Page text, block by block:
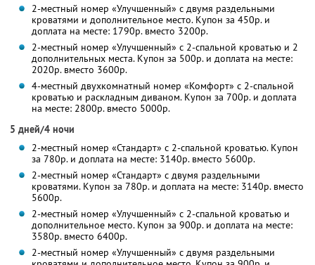
2-местный номер «Улучшенный» с двумя раздельными
кроватями и дополнительное место. Купон за 450р. и
доплата на месте: 1790р. вместо 3200р.
2-местный номер «Улучшенный» с 2-спальной кроватью и 2
дополнительных места. Купон за 500р. и доплата на месте:
2020р. вместо 3600р.
4-местный двухкомнатный номер «Комфорт» с 2-спальной
кроватью и раскладным диваном. Купон за 700р. и доплата
на месте: 2800р. вместо 5000р.
5 дней/4 ночи
2-местный номер «Стандарт» с 2-спальной кроватью. Купон
за 780р. и доплата на месте: 3140р. вместо 5600р.
2-местный номер «Стандарт» с двумя раздельными
кроватями. Купон за 780р. и доплата на месте: 3140р. вместо
5600р.
2-местный номер «Улучшенный» с 2-спальной кроватью и
дополнительное место. Купон за 900р. и доплата на месте:
3580р. вместо 6400р.
2-местный номер «Улучшенный» с двумя раздельными